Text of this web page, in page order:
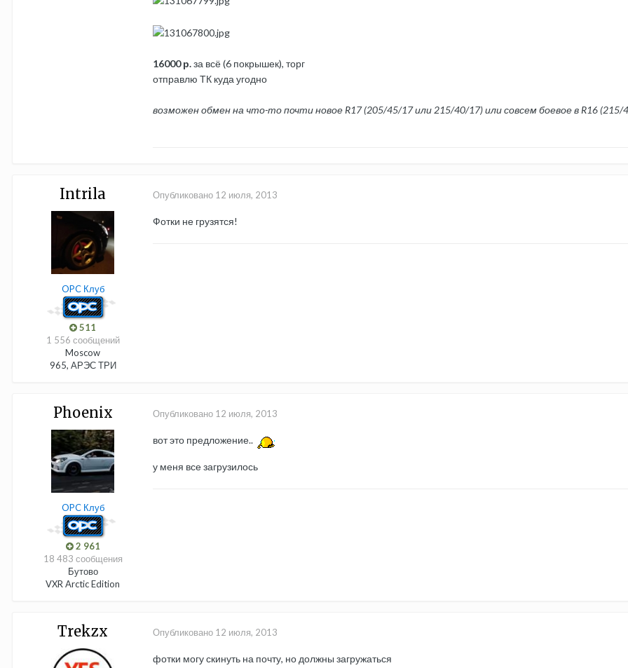
16000 р.за всё (6 покрышек), торг
отправлю ТК куда угодно
возможен обмен на что-то почти новое R17 (205/45/17 или 215/40/17) или совсем боевое в R16 (215/
Intrila
OPC Клуб
511
1 556 сообщений
Moscow
965, АРЭС ТРИ
Опубликовано 12 июля, 2013
Фотки не грузятся!
Phoenix
OPC Клуб
2 961
18 483 сообщения
Бутово
VXR Arctic Edition
Опубликовано 12 июля, 2013
вот это предложение..
у меня все загрузилось
Trekzx Опубликовано 12 июля, 2013
фотки могу скинуть на почту, но должны загружаться